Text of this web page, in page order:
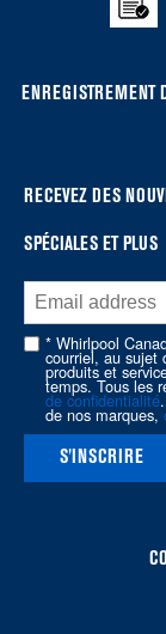
you
end
page
ENREGISTREMENT
RECEVEZ DES
SPÉCIALES ET PLUS
* Whirlpool
courriel, au sujet
produits et
temps. Tous les
de confidentialité
de nos marques,
S'INSCRIRE